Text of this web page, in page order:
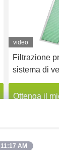
video
Filtrazione
sistema di
alluminio
Mini Pleat
Ottenga il
11:17 AM